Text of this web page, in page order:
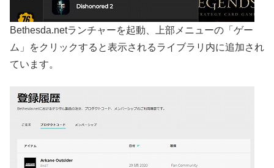
Bethesda.netランチャーを起動、上部メニューの「ゲー
ム」をクリックすると表示されるライブラリ内に追加され
ています。